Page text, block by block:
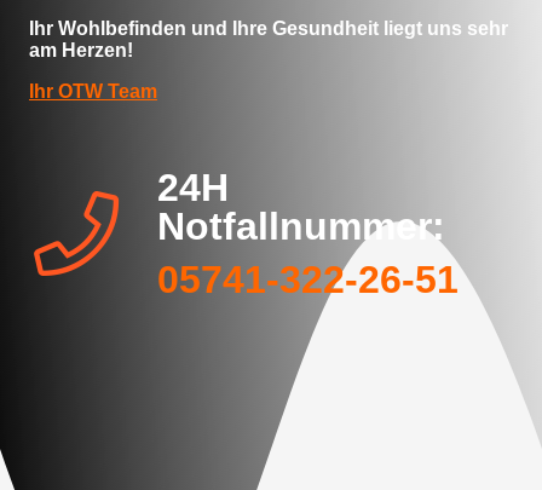
Ihr Wohlbefinden und Ihre Gesundheit liegt uns sehr
am Herzen!
Ihr OTW Team
24H
Notfallnummer:
05741-322-26-51